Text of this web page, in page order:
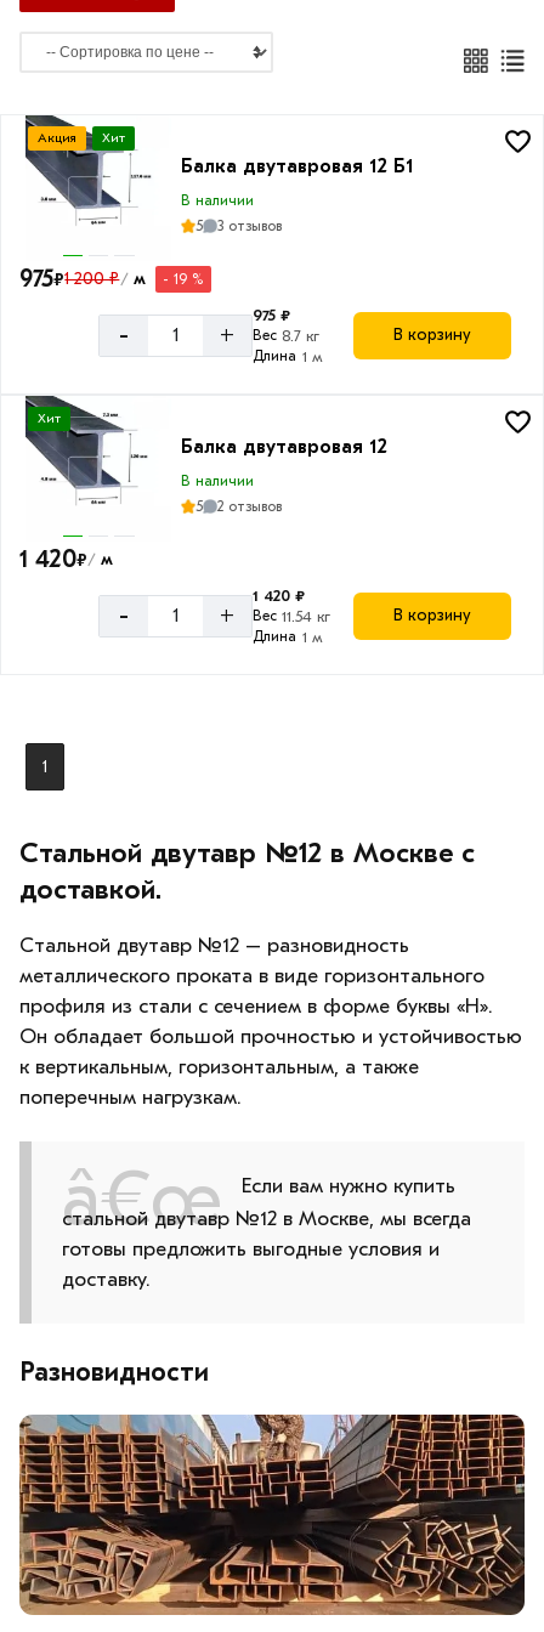
12
Высота
двутавра
120
Ширина
полки
64
Размер
Акция Хит
Балка двутавровая 12 Б1
В наличии
5
3 отзывов
975₽1 200 ₽/ м - 19 %
- +
975 ₽
Вес 8.7 кг
Длина 1 м
В корзину
Хит
Балка двутавровая 12
В наличии
5
2 отзывов
1 420₽/ м
- +
1 420 ₽
Вес 11.54 кг
Длина 1 м
В корзину
1
Стальной двутавр №12 в Москве с
доставкой.
Стальной двутавр №12 – разновидность
металлического проката в виде горизонтального
профиля из стали с сечением в форме буквы «Н».
Он обладает большой прочностью и устойчивостью
к вертикальным, горизонтальным, а также
поперечным нагрузкам.
Если вам нужно купить
стальной двутавр №12 в Москве, мы всегда
готовы предложить выгодные условия и
доставку.
Разновидности